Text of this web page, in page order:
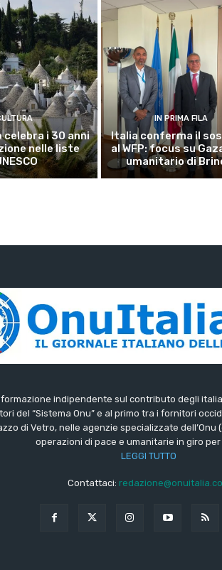
celebra i 30 anni
nelle liste
IN PRIMA FILA
Italia conferma il
al WFP: focus su
umanitario di
indipendente sul contributo degli
del “Sistema Onu” e al primo tra i fornitori
di Vetro, nelle agenzie specializzate
operazioni di pace e umanitarie in giro per
LEGGI TUTTO
Contattaci: